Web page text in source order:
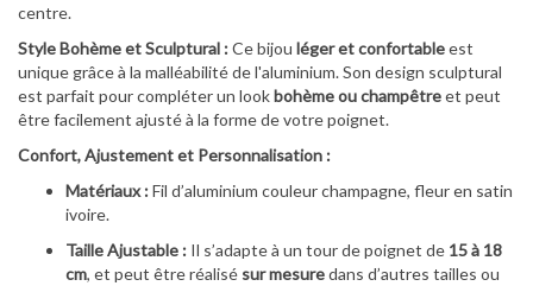
centre.
Style Bohème et Sculptural :Ce bijou léger et confortableest
unique grâce à la malléabilité de l'aluminium. Son design sculptural
est parfait pour compléter un lookbohème ou champêtreet peut
être facilement ajusté à la forme de votre poignet.
Confort, Ajustement et Personnalisation :
Matériaux :Fil d’aluminium couleur champagne, fleur en satin
ivoire.
Taille Ajustable : Il s’adapte à un tour de poignet de 15 à 18
cm, et peut être réalisé sur mesuredans d’autres tailles ou